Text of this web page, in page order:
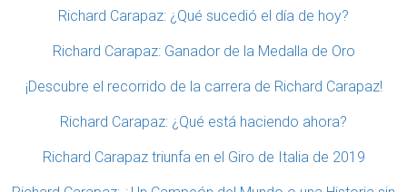
Richard Carapaz: ¿Qué sucedió el día de hoy?
Richard Carapaz: Ganador de la Medalla de Oro
¡Descubre el recorrido de la carrera de Richard Carapaz!
Richard Carapaz: ¿Qué está haciendo ahora?
Richard Carapaz triunfa en el Giro de Italia de 2019